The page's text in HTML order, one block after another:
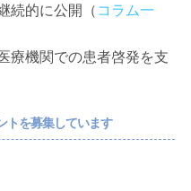
続的に公開（コラム一
療機関での患者啓発を支
トを募集しています